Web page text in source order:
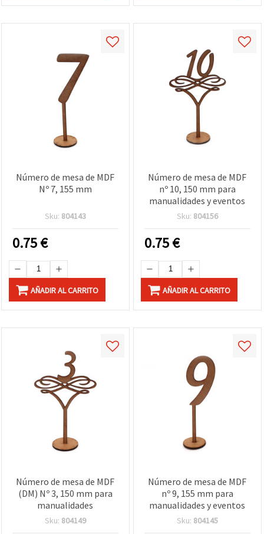
Número de mesa de MDF
Nº 7, 155 mm
Sku: 804143
0.75€
AÑADIR AL CARRITO
Número de mesa de MDF
nº 10, 150 mm para
manualidades y eventos
Sku: 804156
0.75€
AÑADIR AL CARRITO
Número de mesa de MDF
(DM) Nº 3, 150 mm para
manualidades
Sku: 804149
Número de mesa de MDF
nº 9, 155 mm para
manualidades y eventos
Sku: 804145